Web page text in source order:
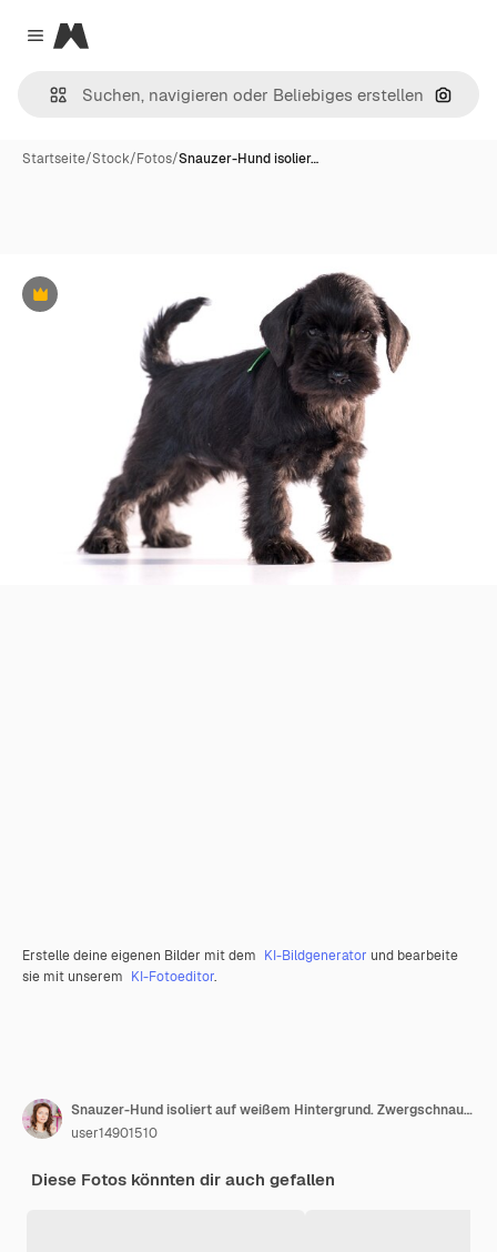
Close menu
Magnific
Nach
Startseite/Stock/Fotos/Snauzer-Hund isolier…
Premium
Erstelle deine eigenen Bilder mit dem KI-Bildgenerator und bearbeite
sie mit unserem KI-Fotoeditor.
Snauzer-Hund isoliert auf weißem Hintergrund. Zwergschnauzer-Welpe.
user14901510
Diese Fotos könnten dir auch gefallen